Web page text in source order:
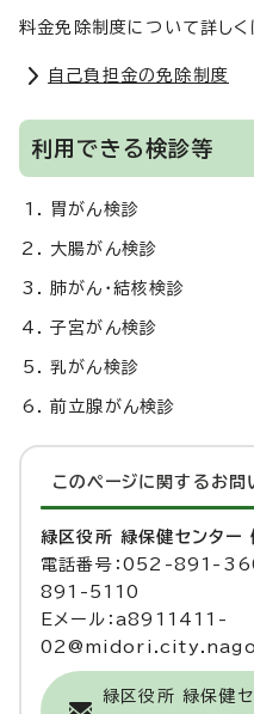
料金免除制度について詳しく
自己負担金の免除制度
利用できる検診等
胃がん検診
大腸がん検診
肺がん・結核検診
子宮がん検診
乳がん検診
前立腺がん検診
このページに関する お問
緑区役所 緑保健センター
電話番号：052-891-
891-5110
Eメール：a8911411-
緑区役所 緑保健